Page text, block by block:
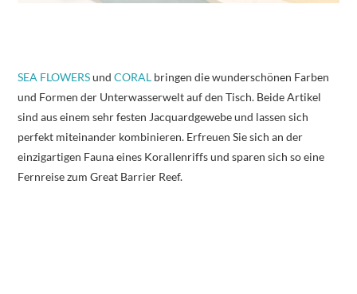
SEA FLOWERSundCORAL bringen die wunderschönen Farben
und Formen der Unterwasserwelt auf den Tisch. Beide Artikel
sind aus einem sehr festen Jacquardgewebe und lassen sich
perfekt miteinander kombinieren. Erfreuen Sie sich an der
einzigartigen Fauna eines Korallenriffs und sparen sich so eine
Fernreise zum Great Barrier Reef.